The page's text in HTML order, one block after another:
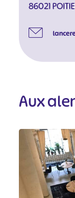
86021
Aux